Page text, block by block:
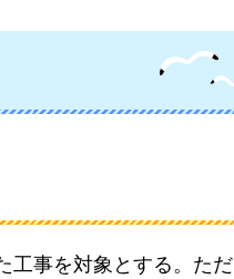
工事を対象とする。ただ